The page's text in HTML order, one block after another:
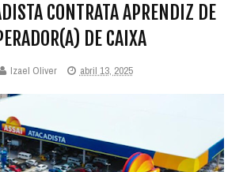
CONTRATA APRENDIZ DE
DE CAIXA
Izael Oliver abril 13, 2025